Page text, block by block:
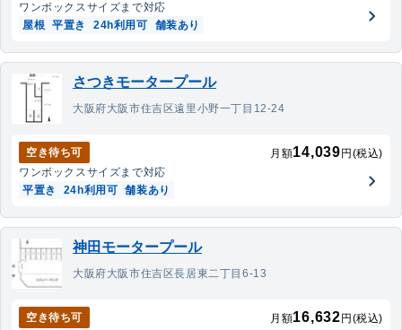
ワンボックスサイズまで対応
屋根 平置き 24h利用可 舗装あり
さつきモータープール
大阪府大阪市住吉区遠里小野一丁目12-24
空き待ち可 月額14,039 円(税込)
ワンボックスサイズまで対応
平置き
24h利用可 舗装あり
神田モータープール
大阪府大阪市住吉区長居東二丁目6-13
空き待ち可 月額16,632 円(税込)